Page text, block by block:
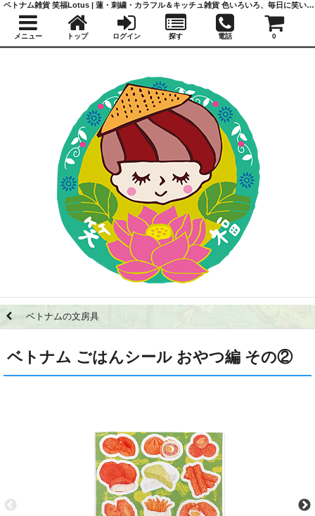
ベトナムの文房具
ベトナム ごはんシール おやつ編 その②
ベトナム雑貨 笑福Lotus | 蓮・刺繍・カラフル＆キッチュ雑貨 色いろいろ、毎日に笑いと福を
メニュー トップ ログイン 探す 電話 0